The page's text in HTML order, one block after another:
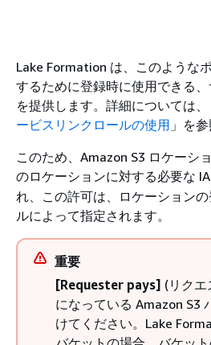
Lake Formation は、このような
するために登録時に使用できる
を提供します。詳細については、
ービスリンクロールの使用 」を
このため、Amazon S3 ロケーシ
のロケーションに対する必要な
れ、この許可は、ロケーション
ルによって指定されます。
重要
[Requester pays] (リクエ
になっている Amazon S3
けてください。Lake